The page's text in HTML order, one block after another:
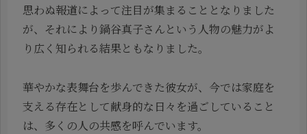
思わぬ報道によって注目が集まることとなりました
が、それにより鍋谷真子さんという人物の魅力がよ
り広く知られる結果ともなりました。
華やかな表舞台を歩んできた彼女が、今では家庭を
支える存在として献身的な日々を過ごしていること
は、多くの人の共感を呼んでいます。